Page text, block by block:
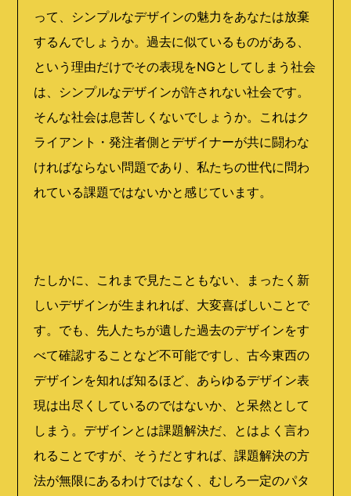
って、シンプルなデザインの魅力をあなたは放棄
するんでしょうか。過去に似ているものがある、
という理由だけでその表現をNGとしてしまう社会
は、シンプルなデザインが許されない社会です。
そんな社会は息苦しくないでしょうか。これはク
ライアント・発注者側とデザイナーが共に闘わな
ければならない問題であり、私たちの世代に問わ
れている課題ではないかと感じています。
たしかに、これまで見たこともない、まったく新
しいデザインが生まれれば、大変喜ばしいことで
す。でも、先人たちが遺した過去のデザインをす
べて確認することなど不可能ですし、古今東西の
デザインを知れば知るほど、あらゆるデザイン表
現は出尽くしているのではないか、と呆然として
しまう。デザインとは課題解決だ、とはよく言わ
れることですが、そうだとすれば、課題解決の方
法が無限にあるわけではなく、むしろ一定のパタ